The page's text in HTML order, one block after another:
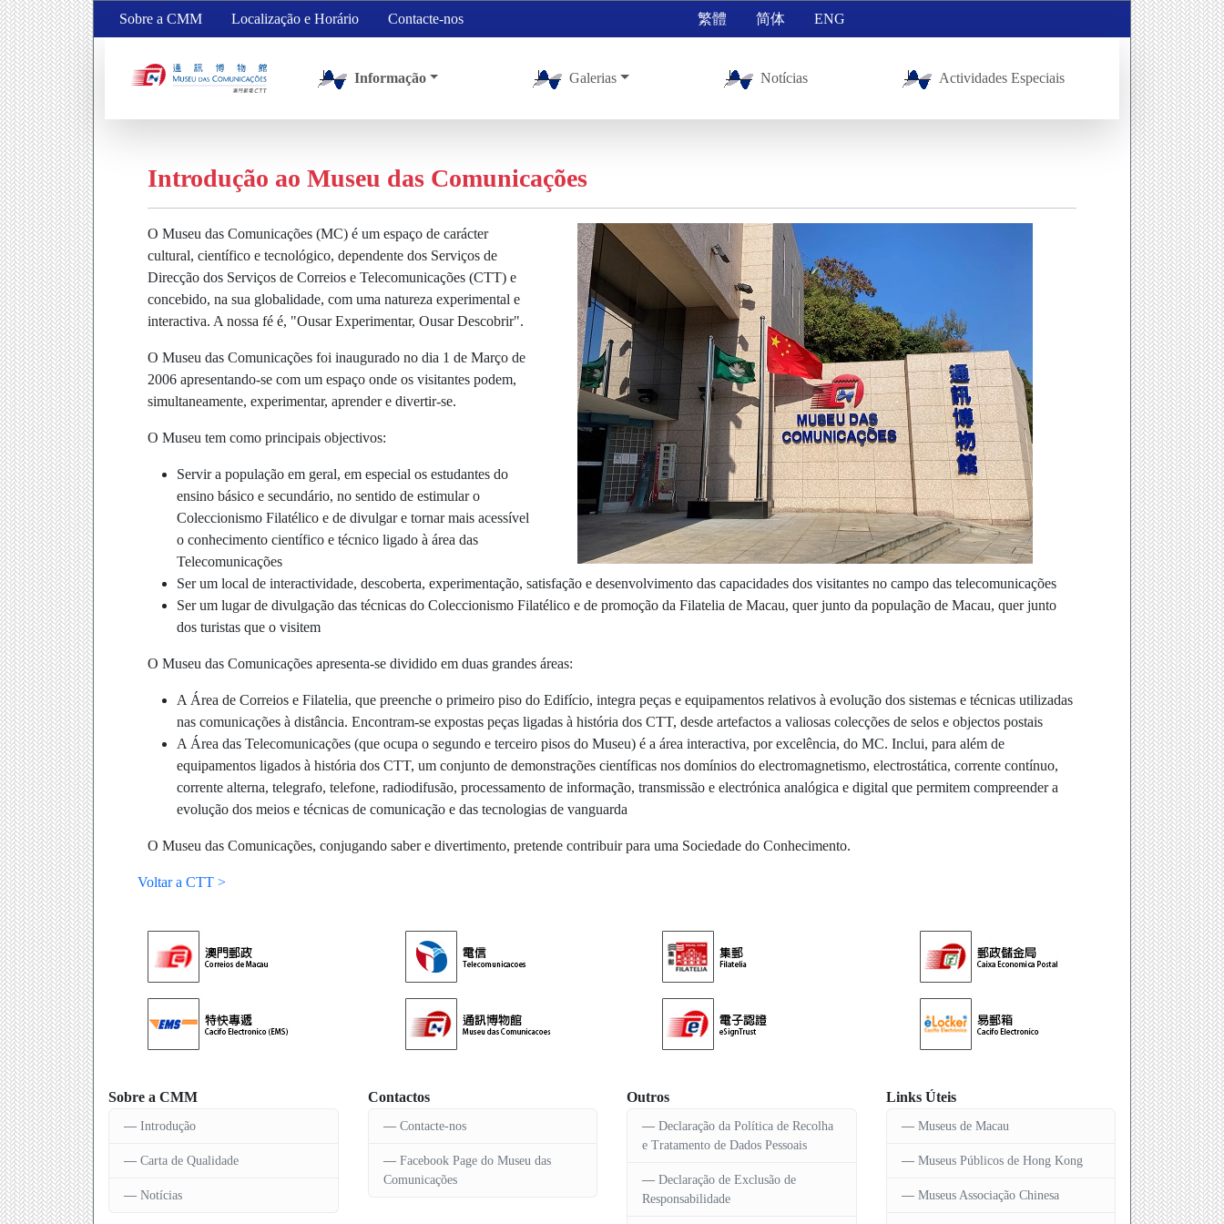
Sobre a CMM Localização e Horário Contacte-nos 繁體 简体 ENG
Informação Galerias Notícias Actividades Especiais
Introdução ao Museu das Comunicações
O Museu das Comunicações (MC) é um espaço de carácter
cultural, científico e tecnológico, dependente dos Serviços de
Direcção dos Serviços de Correios e Telecomunicações (CTT) e
concebido, na sua globalidade, com uma natureza experimental e
interactiva. A nossa fé é, "Ousar Experimentar, Ousar Descobrir".
O Museu das Comunicações foi inaugurado no dia 1 de Março de
2006 apresentando-se com um espaço onde os visitantes podem,
simultaneamente, experimentar, aprender e divertir-se.
O Museu tem como principais objectivos:
Servir a população em geral, em especial os estudantes do
ensino básico e secundário, no sentido de estimular o
Coleccionismo Filatélico e de divulgar e tornar mais acessível
o conhecimento científico e técnico ligado à área das
Telecomunicações
Ser um local de interactividade, descoberta, experimentação, satisfação e desenvolvimento das capacidades dos visitantes no campo das telecomunicações
Ser um lugar de divulgação das técnicas do Coleccionismo Filatélico e de promoção da Filatelia de Macau, quer junto da população de Macau, quer junto
dos turistas que o visitem
O Museu das Comunicações apresenta-se dividido em duas grandes áreas:
A Área de Correios e Filatelia, que preenche o primeiro piso do Edifício, integra peças e equipamentos relativos à evolução dos sistemas e técnicas utilizadas
nas comunicações à distância. Encontram-se expostas peças ligadas à história dos CTT, desde artefactos a valiosas colecções de selos e objectos postais
A Área das Telecomunicações (que ocupa o segundo e terceiro pisos do Museu) é a área interactiva, por excelência, do MC. Inclui, para além de
equipamentos ligados à história dos CTT, um conjunto de demonstrações científicas nos domínios do electromagnetismo, electrostática, corrente contínuo,
corrente alterna, telegrafo, telefone, radiodifusão, processamento de informação, transmissão e electrónica analógica e digital que permitem compreender a
evolução dos meios e técnicas de comunicação e das tecnologias de vanguarda
O Museu das Comunicações, conjugando saber e divertimento, pretende contribuir para uma Sociedade do Conhecimento.
Voltar a CTT >
Sobre a CMM
Introdução
Carta de Qualidade
Notícias
Contactos
Contacte-nos
Facebook Page do Museu das
Comunicações
Outros
Declaração da Política de Recolha
e Tratamento de Dados Pessoais
Declaração de Exclusão de
Responsabilidade
Links Úteis
Museus de Macau
Museus Públicos de Hong Kong
Museus Associação Chinesa